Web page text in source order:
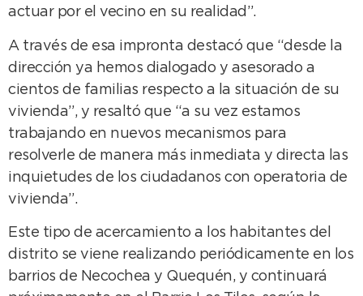
actuar por el vecino en su realidad”.
A través de esa impronta destacó que “desde la
dirección ya hemos dialogado y asesorado a
cientos de familias respecto a la situación de su
vivienda”, y resaltó que “a su vez estamos
trabajando en nuevos mecanismos para
resolverle de manera más inmediata y directa las
inquietudes de los ciudadanos con operatoria de
vivienda”.
Este tipo de acercamiento a los habitantes del
distrito se viene realizando periódicamente en los
barrios de Necochea y Quequén, y continuará